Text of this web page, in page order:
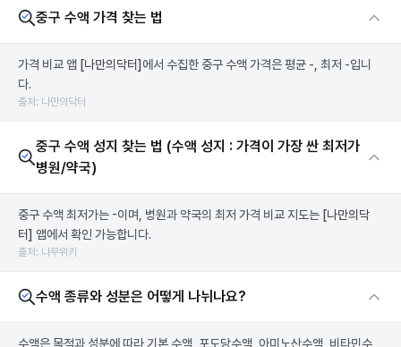
중구 수액 가격 찾는 법
가격 비교 앱 [나만의닥터] 에서 수집한 중구 수액 가격은 평균 -, 최저 -입니
다.
출처: 나만의닥터
중구 수액 성지 찾는 법 (수액 성지 : 가격이 가장 싼 최저가
병원/약국)
중구 수액 최저가는 -이며, 병원과 약국의 최저 가격 비교 지도는 [나만의닥
터] 앱에서 확인 가능합니다.
출처: 나무위키
수액 종류와 성분은 어떻게 나뉘나요?
수액은 목적과 성분에 따라 기본 수액, 포도당수액, 아미노산수액, 비타민수